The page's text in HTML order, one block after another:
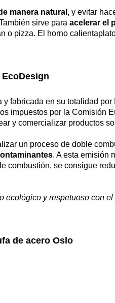
manera natural , y evitar
sirve para acelerar el
o pizza. El horno
y fabricada en su totalidad
impuestos por la Comisión
y comercializar productos
un proceso de doble
. A esta emisión
combustión, se consigue
ecológico y respetuoso con
de acero Oslo